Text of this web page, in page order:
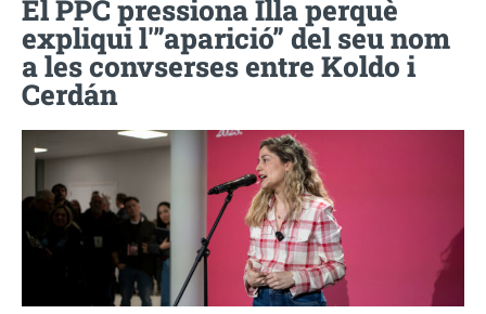
El PPC pressiona Illa perquè
expliqui l'”aparició” del seu nom
a les convserses entre Koldo i
Cerdán